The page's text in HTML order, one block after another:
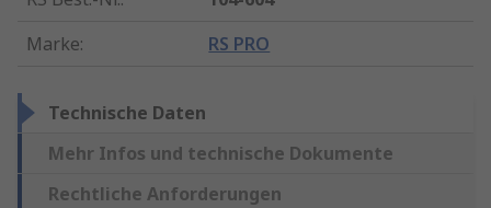
Marke: RS PRO
Technische Daten
Mehr Infos und technische Dokumente
Rechtliche Anforderungen